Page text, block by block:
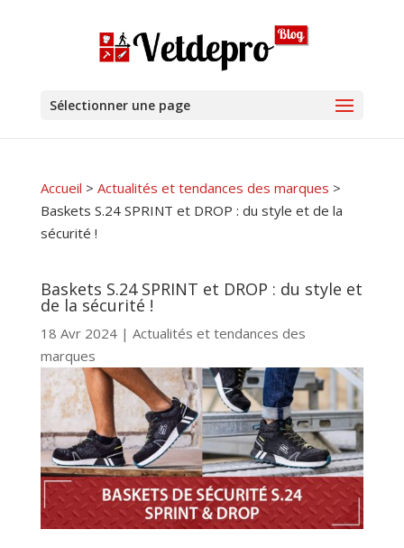
Sélectionner une page
Accueil > Actualités et tendances des marques >
Baskets S.24 SPRINT et DROP : du style et de la
sécurité !
Baskets S.24 SPRINT et DROP : du style et
de la sécurité !
18 Avr 2024| Actualités et tendances des
marques